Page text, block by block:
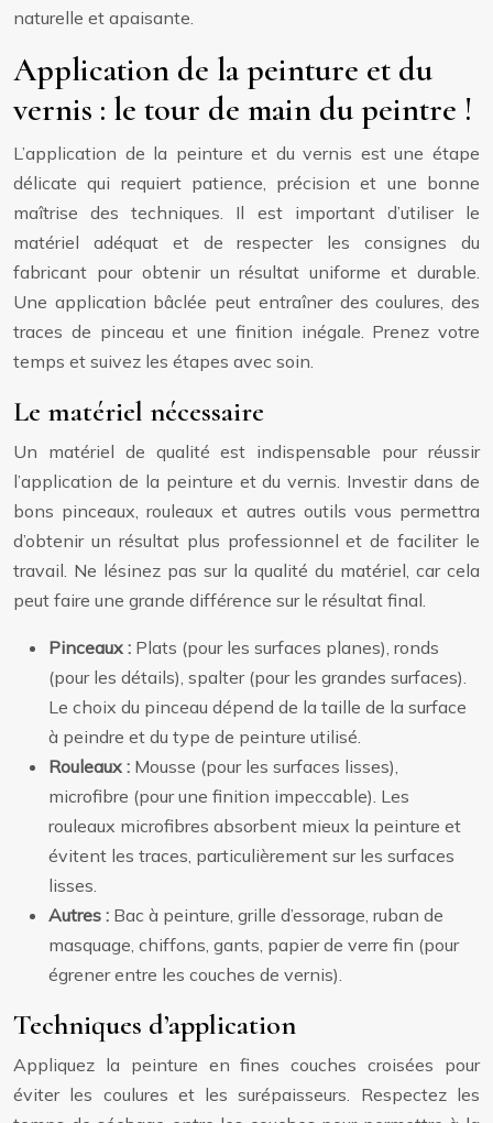
naturelle et apaisante.
Application de la peinture et du
vernis : le tour de main du peintre !
L’application de la peinture et du vernis est une étape
délicate qui requiert patience, précision et une bonne
maîtrise des techniques. Il est important d’utiliser le
matériel adéquat et de respecter les consignes du
fabricant pour obtenir un résultat uniforme et durable.
Une application bâclée peut entraîner des coulures, des
traces de pinceau et une finition inégale. Prenez votre
temps et suivez les étapes avec soin.
Le matériel nécessaire
Un matériel de qualité est indispensable pour réussir
l’application de la peinture et du vernis. Investir dans de
bons pinceaux, rouleaux et autres outils vous permettra
d’obtenir un résultat plus professionnel et de faciliter le
travail. Ne lésinez pas sur la qualité du matériel, car cela
peut faire une grande différence sur le résultat final.
Pinceaux : Plats (pour les surfaces planes), ronds
(pour les détails), spalter (pour les grandes surfaces).
Le choix du pinceau dépend de la taille de la surface
à peindre et du type de peinture utilisé.
Rouleaux : Mousse (pour les surfaces lisses),
microfibre (pour une finition impeccable). Les
rouleaux microfibres absorbent mieux la peinture et
évitent les traces, particulièrement sur les surfaces
lisses.
Autres : Bac à peinture, grille d’essorage, ruban de
masquage, chiffons, gants, papier de verre fin (pour
égrener entre les couches de vernis).
Techniques d’application
Appliquez la peinture en fines couches croisées pour
éviter les coulures et les surépaisseurs. Respectez les